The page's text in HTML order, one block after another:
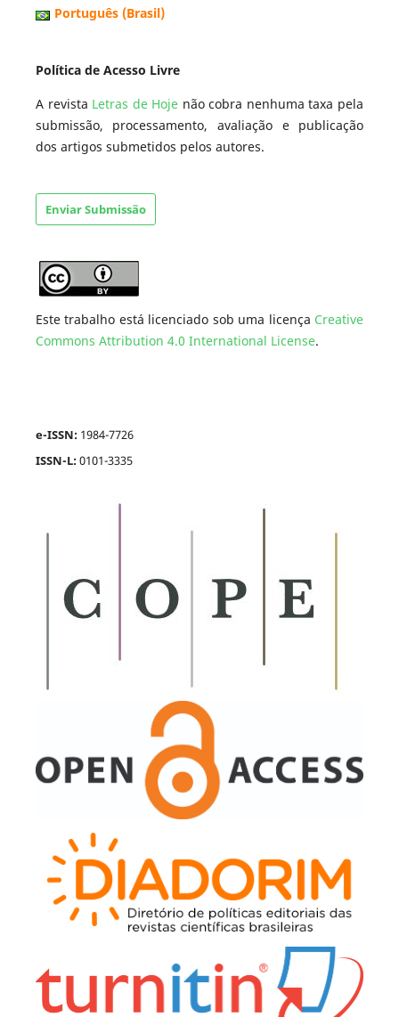
Português (Brasil)
Política de Acesso Livre
A revista Letras de Hoje não cobra nenhuma taxa pela
submissão, processamento, avaliação e publicação
dos artigos submetidos pelos autores.
Enviar Submissão
Este trabalho está licenciado sob uma licença Creative
Commons Attribution 4.0 International License.
e-ISSN: 1984-7726
ISSN-L:0101-3335